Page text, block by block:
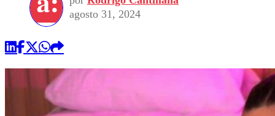
agosto 31, 2024